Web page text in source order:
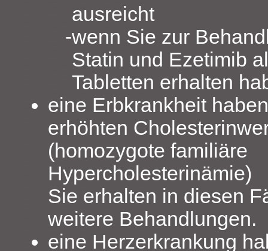
ausreicht
wenn Sie zur
Statin und Ezetimib
Tabletten erhalten
eine Erbkrankheit
erhöhten
(homozygote familiäre
Hypercholesterinämie)
Sie erhalten in diesen
weitere Behandlungen.
eine Herzerkrankung